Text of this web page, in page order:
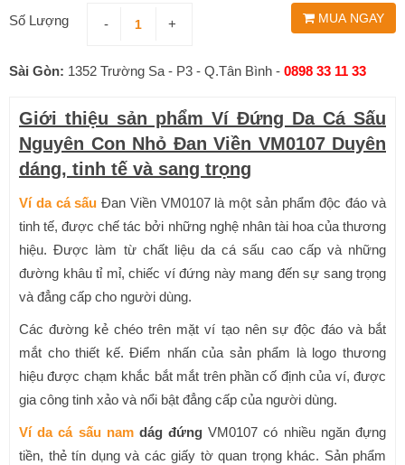
Số Lượng - + MUA NGAY
Sài Gòn: 1352 Trường Sa - P3 - Q.Tân Bình - 0898 33 11 33
Giới thiệu sản phẩm Ví Đứng Da Cá Sấu
Nguyên Con Nhỏ Đan Viền VM0107 Duyên
dáng, tinh tế và sang trọng
Ví da cá sấu Đan Viền VM0107 là một sản phẩm độc đáo và
tinh tế, được chế tác bởi những nghệ nhân tài hoa của thương
hiệu. Được làm từ chất liệu da cá sấu cao cấp và những
đường khâu tỉ mỉ, chiếc ví đứng này mang đến sự sang trọng
và đẳng cấp cho người dùng.
Các đường kẻ chéo trên mặt ví tạo nên sự độc đáo và bắt
mắt cho thiết kế. Điểm nhấn của sản phẩm là logo thương
hiệu được chạm khắc bắt mắt trên phần cố định của ví, được
gia công tinh xảo và nổi bật đẳng cấp của người dùng.
Ví da cá sấu namdág đứng VM0107 có nhiều ngăn đựng
tiền, thẻ tín dụng và các giấy tờ quan trọng khác. Sản phẩm